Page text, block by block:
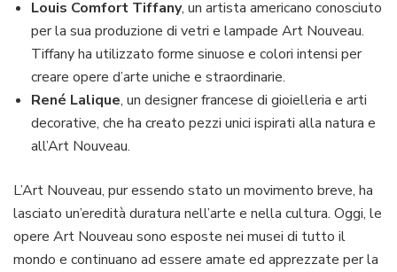
Louis Comfort Tiffany, un artista americano conosciuto
per la sua produzione di vetri e lampade Art Nouveau.
Tiffany ha utilizzato forme sinuose e colori intensi per
creare opere d’arte uniche e straordinarie.
René Lalique, un designer francese di gioielleria e arti
decorative, che ha creato pezzi unici ispirati alla natura e
all’Art Nouveau.
L’Art Nouveau, pur essendo stato un movimento breve, ha
lasciato un’eredità duratura nell’arte e nella cultura. Oggi, le
opere Art Nouveau sono esposte nei musei di tutto il
mondo e continuano ad essere amate ed apprezzate per la